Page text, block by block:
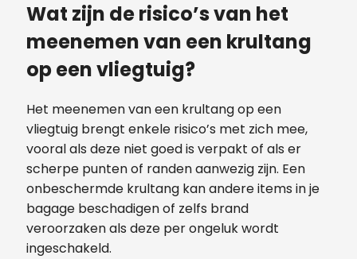
Wat zijn de risico’s van het
meenemen van een krultang
op een vliegtuig?
Het meenemen van een krultang op een
vliegtuig brengt enkele risico’s met zich mee,
vooral als deze niet goed is verpakt of als er
scherpe punten of randen aanwezig zijn. Een
onbeschermde krultang kan andere items in je
bagage beschadigen of zelfs brand
veroorzaken als deze per ongeluk wordt
ingeschakeld.